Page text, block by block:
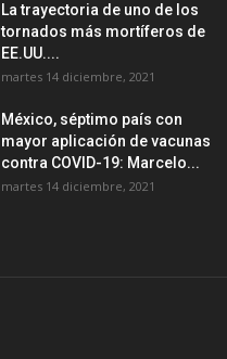
La trayectoria de uno de los
tornados más mortíferos de
EE.UU....
martes 14 diciembre, 2021
México, séptimo país con
mayor aplicación de vacunas
contra COVID-19: Marcelo...
martes 14 diciembre, 2021